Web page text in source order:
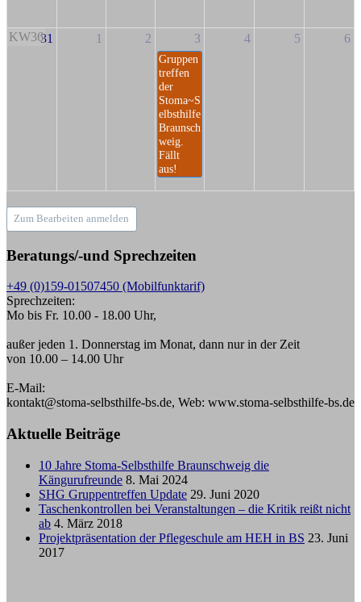
KW3631 1 2 3
Gruppen
treffen
der
Stoma~S
elbsthilfe
Braunsch
weig.
Fällt
aus!
4 5 6
Zum Bearbeiten anmelden
Beratungs/-und Sprechzeiten
+49 (0)159-01507450 (Mobilfunktarif)
Sprechzeiten:
Mo bis Fr. 10.00 - 18.00 Uhr,
außer jeden 1. Donnerstag im Monat, dann nur in der Zeit
von 10.00 – 14.00 Uhr
E-Mail:
kontakt@stoma-selbsthilfe-bs.de, Web: www.stoma-selbsthilfe-bs.de
Aktuelle Beiträge
10 Jahre Stoma-Selbsthilfe Braunschweig die
Kängurufreunde 8. Mai 2024
SHG Gruppentreffen Update 29. Juni 2020
Taschenkontrollen bei Veranstaltungen – die Kritik reißt nicht
ab 4. März 2018
Projektpräsentation der Pflegeschule am HEH in BS 23. Juni
2017